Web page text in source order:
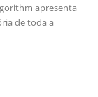
apresenta
de toda a